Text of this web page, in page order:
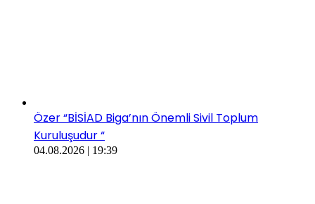
Özer “BİSİAD Biga’nın Önemli Sivil Toplum
Kuruluşudur “
04.08.2026 | 19:39